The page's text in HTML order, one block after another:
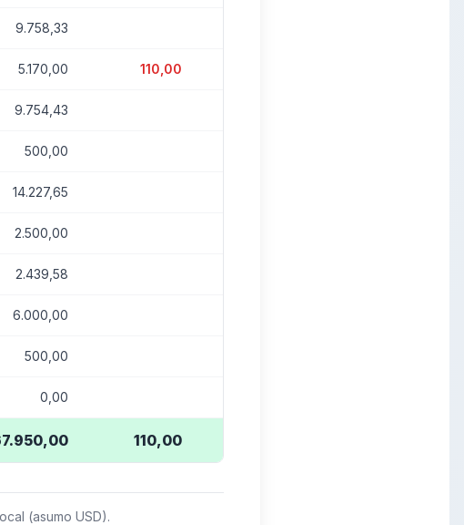
9.758,33
5.170,00 110,00
9.754,43
500,00
14.227,65
2.500,00
2.439,58
6.000,00
500,00
0,00
110,00
(asumo USD).